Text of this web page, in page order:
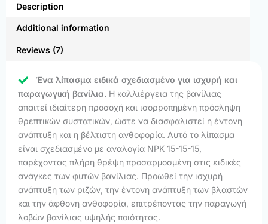
Description
Additional information
Reviews (7)
Ένα λίπασμα ειδικά σχεδιασμένο για ισχυρή και
παραγωγική βανίλια. Η καλλιέργεια της βανίλιας
απαιτεί ιδιαίτερη προσοχή και ισορροπημένη πρόσληψη
θρεπτικών συστατικών, ώστε να διασφαλιστεί η έντονη
ανάπτυξη και η βέλτιστη ανθοφορία. Αυτό το λίπασμα
είναι σχεδιασμένο με αναλογία NPK 15-15-15,
παρέχοντας πλήρη θρέψη προσαρμοσμένη στις ειδικές
ανάγκες των φυτών βανίλιας. Προωθεί την ισχυρή
ανάπτυξη των ριζών, την έντονη ανάπτυξη των βλαστών
και την άφθονη ανθοφορία, επιτρέποντας την παραγωγή
λοβών βανίλιας υψηλής ποιότητας.